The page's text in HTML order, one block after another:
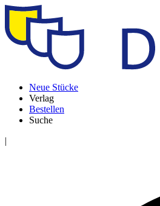
Neue Stücke
Verlag
Bestellen
Suche
|